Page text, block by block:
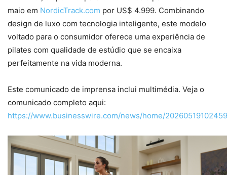
maio em NordicTrack.com por US$ 4.999. Combinando
design de luxo com tecnologia inteligente, este modelo
voltado para o consumidor oferece uma experiência de
pilates com qualidade de estúdio que se encaixa
perfeitamente na vida moderna.
Este comunicado de imprensa inclui multimédia. Veja o
comunicado completo aqui:
https://www.businesswire.com/news/home/